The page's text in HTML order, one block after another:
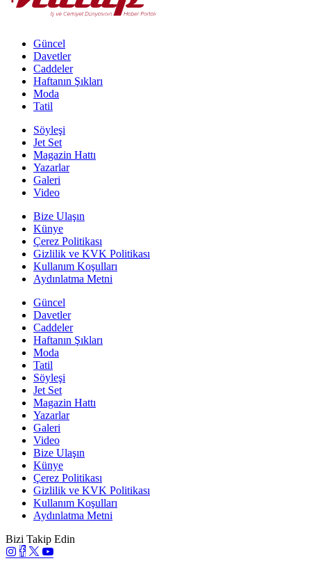
Güncel
Davetler
Caddeler
Haftanın Şıkları
Moda
Tatil
Söyleşi
Jet Set
Magazin Hattı
Yazarlar
Galeri
Video
Bize Ulaşın
Künye
Çerez Politikası
Gizlilik ve KVK Politikası
Kullanım Koşulları
Aydınlatma Metni
Güncel
Davetler
Caddeler
Haftanın Şıkları
Moda
Tatil
Söyleşi
Jet Set
Magazin Hattı
Yazarlar
Galeri
Video
Bize Ulaşın
Künye
Çerez Politikası
Gizlilik ve KVK Politikası
Kullanım Koşulları
Aydınlatma Metni
Bizi Takip Edin